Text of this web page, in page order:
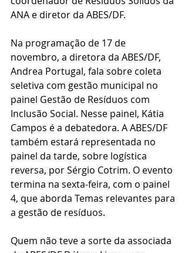
ANA e diretor da ABES/DF.
Na programação de 17 de
novembro, a diretora da ABES/DF,
Andrea Portugal, fala sobre coleta
seletiva com gestão municipal no
painel Gestão de Resíduos com
Inclusão Social. Nesse painel, Kátia
Campos é a debatedora. A ABES/DF
também estará representada no
painel da tarde, sobre logística
reversa, por Sérgio Cotrim. O evento
termina na sexta-feira, com o painel
4, que aborda Temas relevantes para
a gestão de resíduos.
Quem não teve a sorte da associada